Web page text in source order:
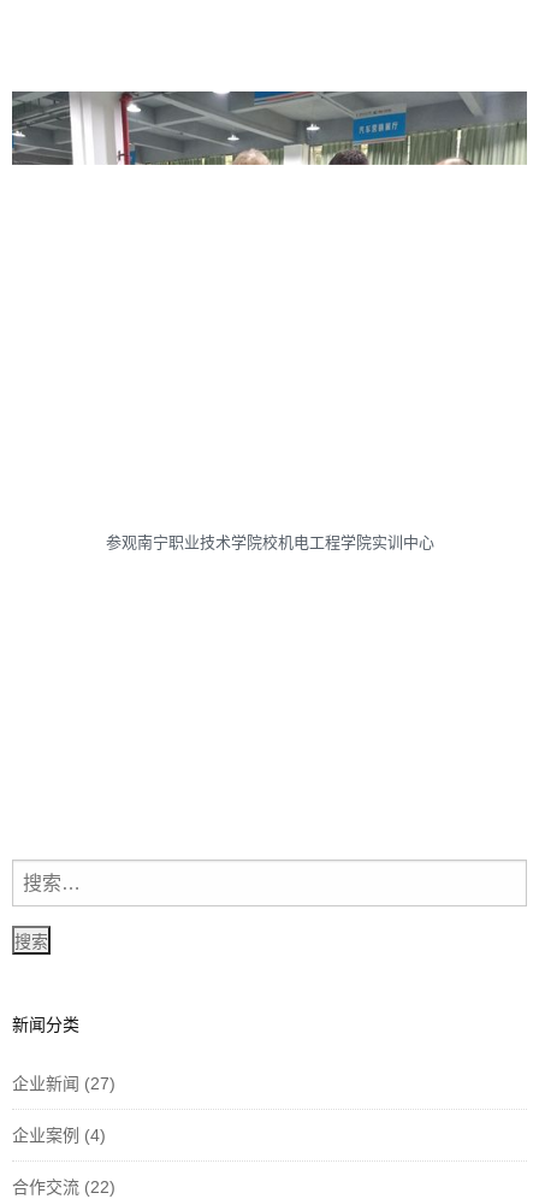
参观南宁职业技术学院校机电工程学院实训中心
新闻分类
企业新闻 (27)
企业案例 (4)
合作交流 (22)